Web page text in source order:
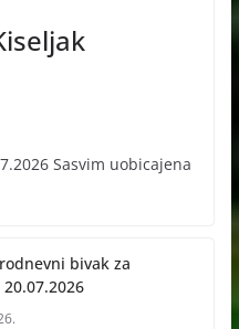
Sasvim uobicajena
bivak za